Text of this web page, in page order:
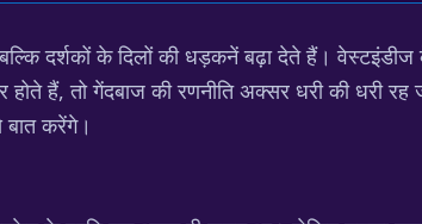
दर्शकों के दिलों की धड़कनें बढ़ा देते हैं।
हैं, तो गेंदबाज की रणनीति अक्सर धरी की धरी
करेंगे।